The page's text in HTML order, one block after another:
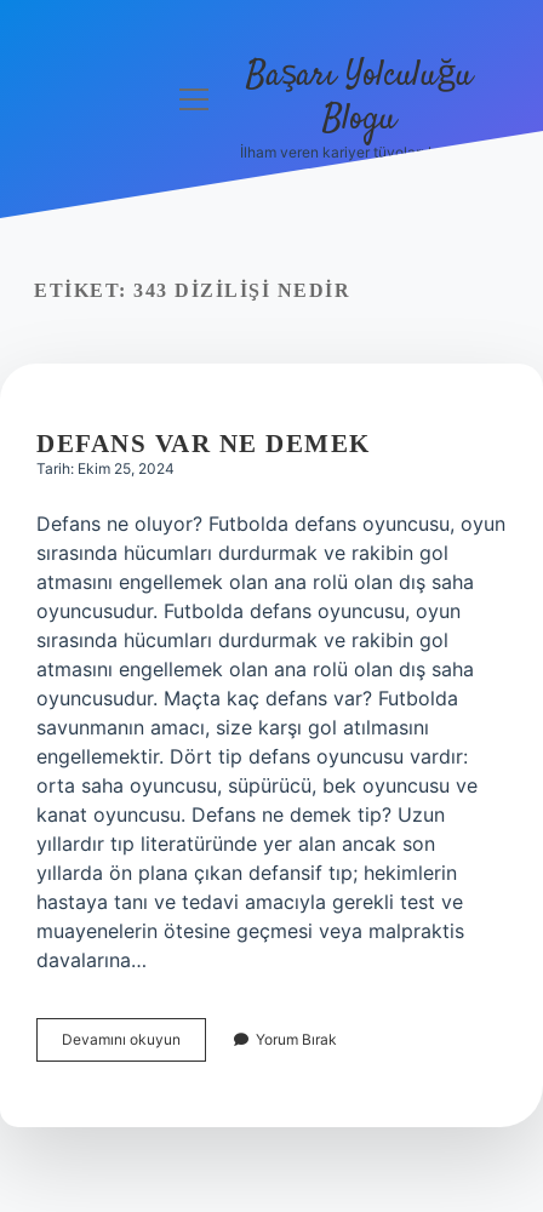
menüyüBaşarı Yolculuğu
Blogu
İlham veren kariyer tüyoları burada!
ETIKET: 343 DIZILIŞI NEDIR
DEFANS VAR NE DEMEK
Tarih: Ekim 25, 2024
Defans ne oluyor? Futbolda defans oyuncusu, oyun
sırasında hücumları durdurmak ve rakibin gol
atmasını engellemek olan ana rolü olan dış saha
oyuncusudur. Futbolda defans oyuncusu, oyun
sırasında hücumları durdurmak ve rakibin gol
atmasını engellemek olan ana rolü olan dış saha
oyuncusudur. Maçta kaç defans var? Futbolda
savunmanın amacı, size karşı gol atılmasını
engellemektir. Dört tip defans oyuncusu vardır:
orta saha oyuncusu, süpürücü, bek oyuncusu ve
kanat oyuncusu. Defans ne demek tip? Uzun
yıllardır tıp literatüründe yer alan ancak son
yıllarda ön plana çıkan defansif tıp; hekimlerin
hastaya tanı ve tedavi amacıyla gerekli test ve
muayenelerin ötesine geçmesi veya malpraktis
davalarına…
Devamını okuyun
Var
Yorum Bırak